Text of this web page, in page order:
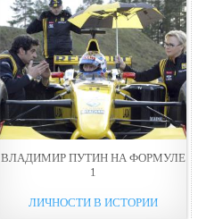
ВЛАДИМИР ПУТИН НА ФОРМУЛЕ
1
ЛИЧНОСТИ В ИСТОРИИ